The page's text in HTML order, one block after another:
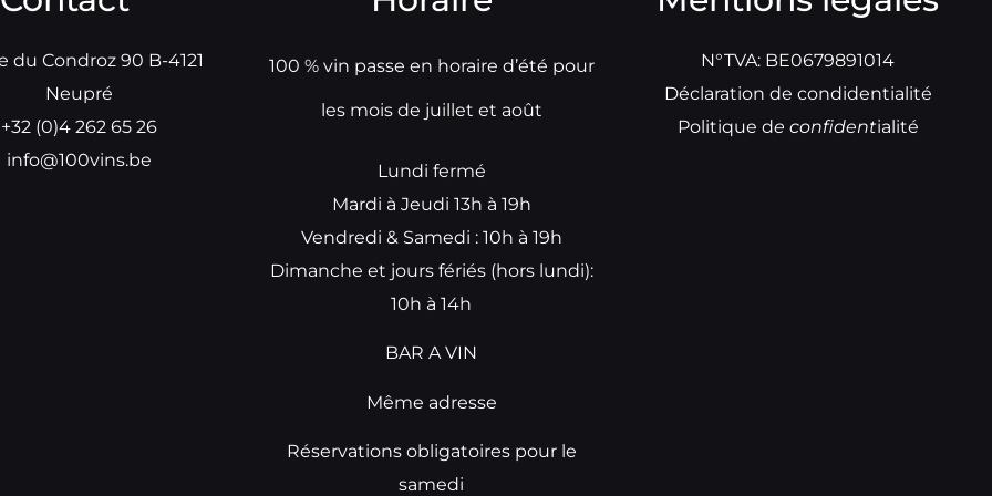
du Condroz 90 B-4121
Neupré
+32 (0)4 262 65 26
info@100vins.be
100 % vin passe en horaire d’été pour
les mois de juillet et août
Lundi fermé
Mardi à Jeudi 13h à 19h
Vendredi & Samedi : 10h à 19h
Dimanche et jours fériés (hors lundi):
10h à 14h
BAR A VIN
Même adresse
Réservations obligatoires pour le
samedi
N°TVA: BE0679891014
Déclaration de condidentialité
Politique de confidentialité